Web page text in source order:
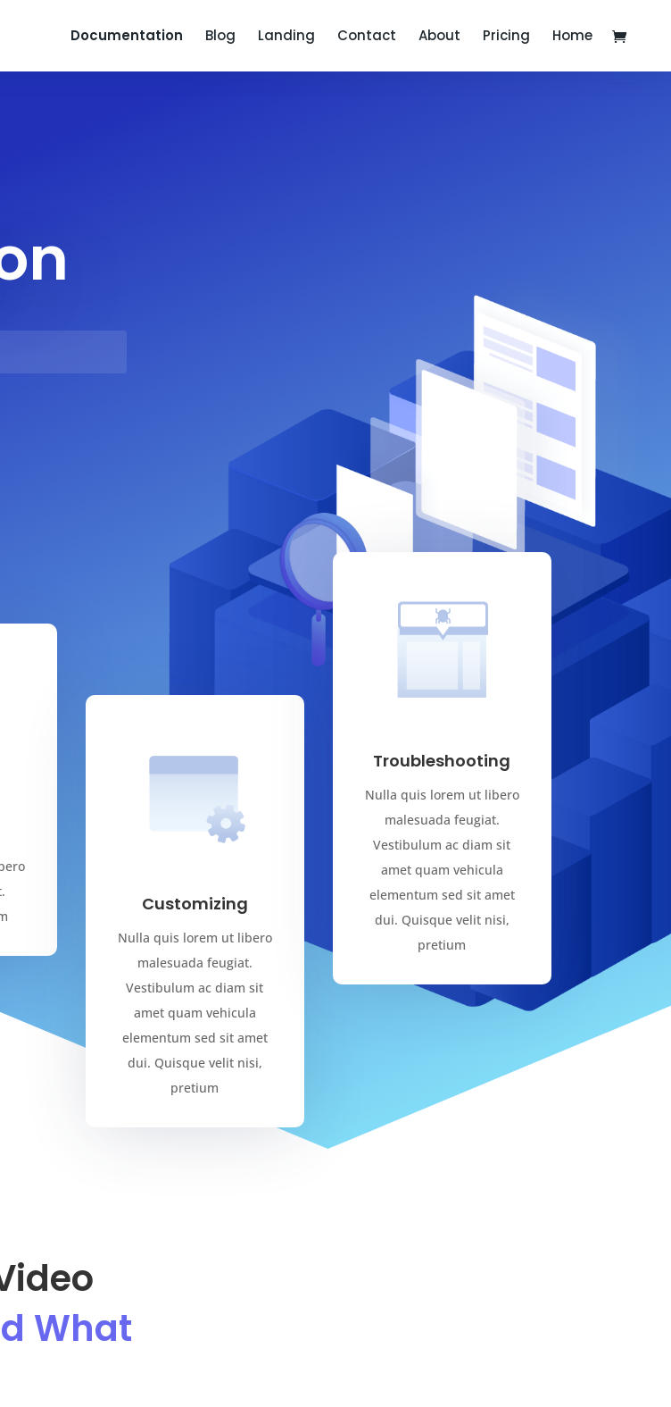
Documentation Blog Landing Contact About Pricing Home
Customizing
Nulla quis lorem ut libero
malesuada feugiat.
Vestibulum ac diam sit
amet quam vehicula
elementum sed sit amet
dui. Quisque velit nisi,
pretium
Troubleshooting
Nulla quis lorem ut libero
malesuada feugiat.
Vestibulum ac diam sit
amet quam vehicula
elementum sed sit amet
dui. Quisque velit nisi,
pretium
What